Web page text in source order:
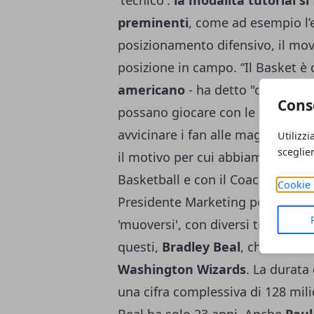
Cookie
preminenti, come ad esempio
posizionamento difensivo, il
posizione in campo. “Il Basket è
americano - ha detto "coach K"
possano giocare con le squadre
avvicinare i fan alle maggiori
il motivo per cui abbiamo
Basketball e con il Coach K per
Presidente Marketing per NBA
'muoversi', con diversi
questi, Bradley Beal, che ha
Washington Wizards. La
una cifra complessiva di 128